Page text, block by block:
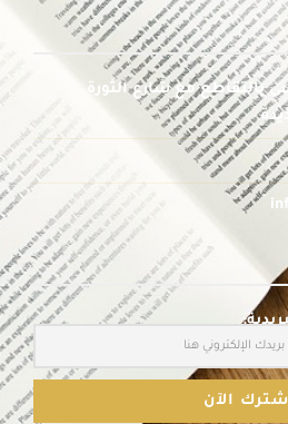
بالتقاطع مع شارع الثورة